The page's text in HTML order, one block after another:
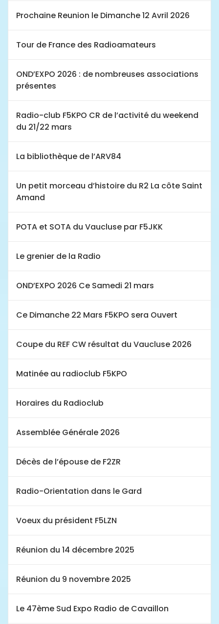
Prochaine Reunion le Dimanche 12 Avril 2026
Tour de France des Radioamateurs
OND’EXPO 2026 : de nombreuses associations
présentes
Radio-club F5KPO CR de l’activité du weekend
du 21/22 mars
La bibliothèque de l’ARV84
Un petit morceau d’histoire du R2 La côte Saint
Amand
POTA et SOTA du Vaucluse par F5JKK
Le grenier de la Radio
OND’EXPO 2026 Ce Samedi 21 mars
Ce Dimanche 22 Mars F5KPO sera Ouvert
Coupe du REF CW résultat du Vaucluse 2026
Matinée au radioclub F5KPO
Horaires du Radioclub
Assemblée Générale 2026
Décès de l’épouse de F2ZR
Radio-Orientation dans le Gard
Voeux du président F5LZN
Réunion du 14 décembre 2025
Réunion du 9 novembre 2025
Le 47ème Sud Expo Radio de Cavaillon